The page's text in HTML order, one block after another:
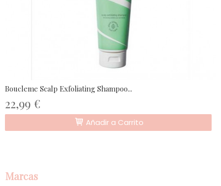
Marcas
Boucleme Scalp Exfoliating Shampoo...
22,99 €
Añadir a Carrito